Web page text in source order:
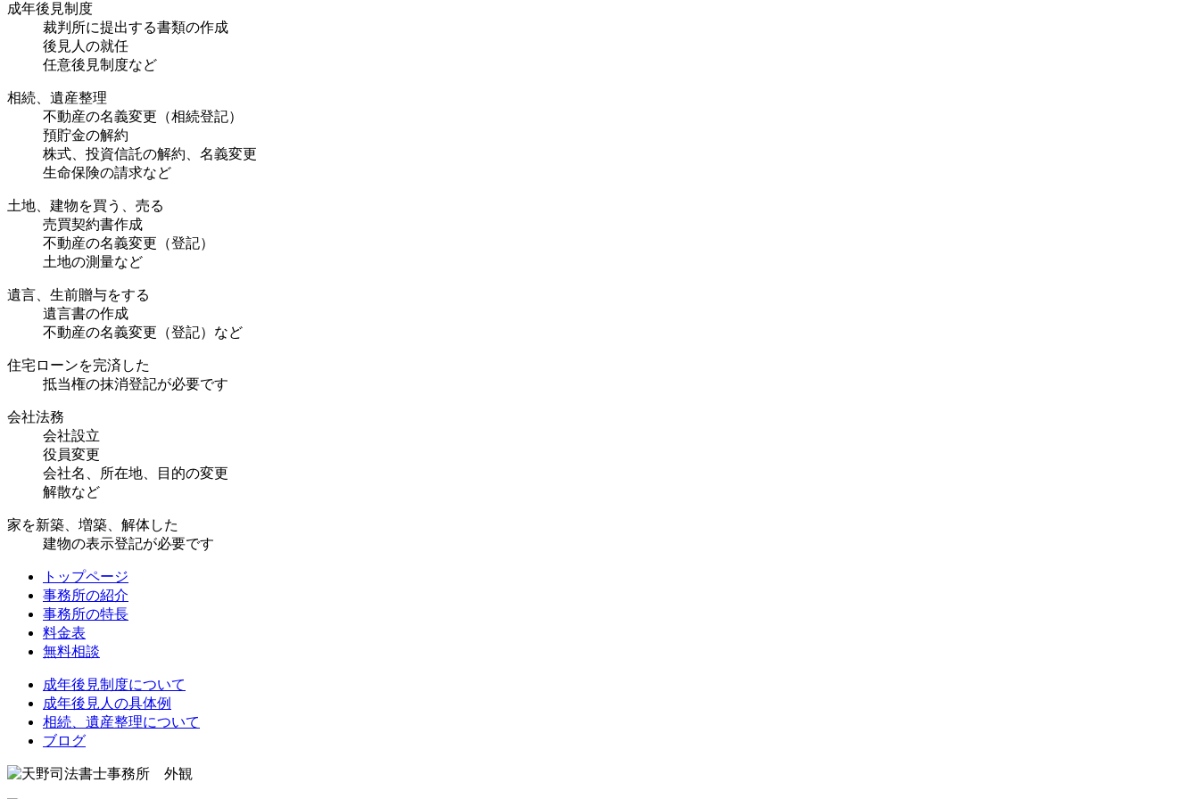
成年後見制度
裁判所に提出する書類の作成
後見人の就任
任意後見制度など
相続、遺産整理
不動産の名義変更（相続登記）
預貯金の解約
株式、投資信託の解約、名義変更
生命保険の請求など
土地、建物を買う、売る
売買契約書作成
不動産の名義変更（登記）
土地の測量など
遺言、生前贈与をする
遺言書の作成
不動産の名義変更（登記）など
住宅ローンを完済した
抵当権の抹消登記が必要です
会社法務
会社設立
役員変更
会社名、所在地、目的の変更
解散など
家を新築、増築、解体した
建物の表示登記が必要です
トップページ
事務所の紹介
事務所の特長
料金表
無料相談
成年後見制度について
成年後見人の具体例
相続、遺産整理について
ブログ